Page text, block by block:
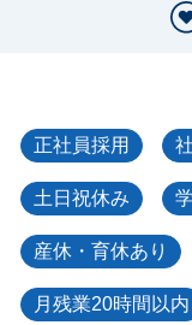
正社員採用
土日祝休み
産休・育休あり
月残業20時間以内